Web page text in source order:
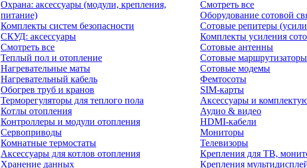
Охрана: аксессуары (модули, крепления,
питание)
Комплекты систем безопасности
СКУД: аксессуары
Смотреть все
Теплый пол и отопление
Нагревательные маты
Нагревательный кабель
Обогрев труб и кранов
Терморегуляторы для теплого пола
Котлы отопления
Контроллеры и модули отопления
Сервоприводы
Комнатные термостаты
Аксессуары для котлов отопления
Хранение данных
Смотреть все
Оборудование сотовой
Сотовые репитеры
Комплекты усиления
Сотовые антенны
Сотовые маршрутизаторы
Сотовые модемы
Фемтосоты
SIM-карты
Аксессуары и
Аудио & видео
HDMI-кабели
Мониторы
Телевизоры
Крепления для ТВ,
Крепления